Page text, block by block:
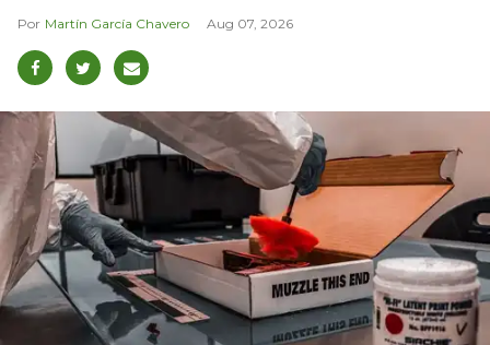
Martín García Chavero Aug 07, 2026